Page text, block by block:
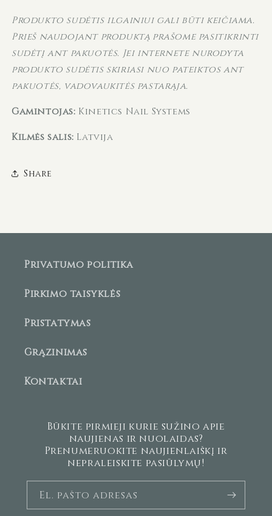
Produkto sudėtis ilgainiui gali būti keičiama.
Prieš naudojant produktą prašome pasitikrinti
sudėtį ant pakuotės. Jei internete nurodyta
produkto sudėtis skiriasi nuo pateiktos ant
pakuotės, vadovaukitės pastarąja.
Gamintojas: Kinetics Nail Systems
Kilmės šalis: Latvija
Share
Privatumo politika
Pirkimo taisyklės
Pristatymas
Grąžinimas
Kontaktai
Būkite pirmieji kurie sužino apie
naujienas ir nuolaidas?
Prenumeruokite naujienlaiškį ir
nepraleiskite pasiūlymų!
El. pašto adresas